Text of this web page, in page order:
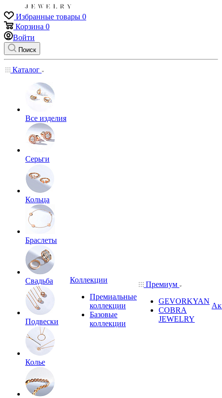
Избранные товары 0
Корзина 0
Войти
Поиск
Каталог
Все изделия
Серьги
Кольца
Браслеты
Свадьба
Подвески
Колье
Коллекции
Премиальные
коллекции
Базовые
коллекции
Премиум
GEVORKYAN
COBRA
JEWELRY